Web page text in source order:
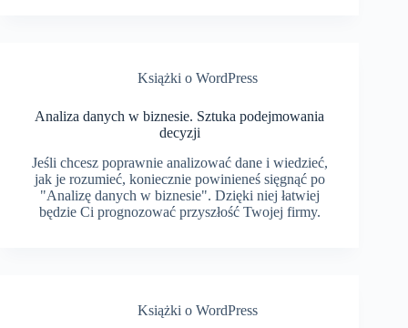
Książki o WordPress
Analiza danych w biznesie. Sztuka podejmowania
decyzji
Jeśli chcesz poprawnie analizować dane i wiedzieć,
jak je rozumieć, koniecznie powinieneś sięgnąć po
"Analizę danych w biznesie". Dzięki niej łatwiej
będzie Ci prognozować przyszłość Twojej firmy.
Książki o WordPress